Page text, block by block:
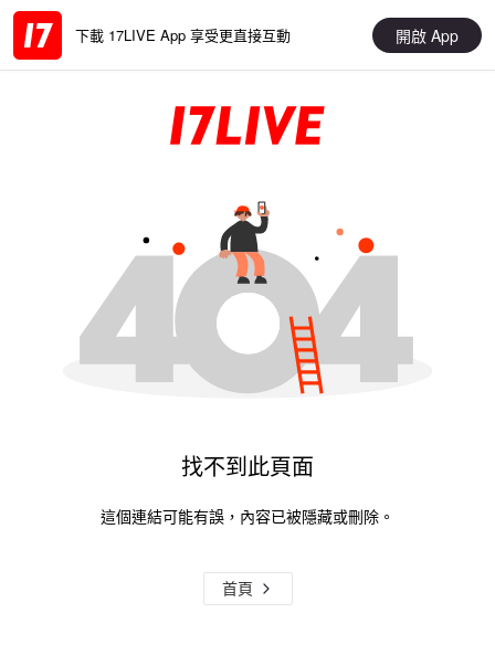
下載 17LIVE App 享受更直接互動 開啟 App
找不到此頁面
這個連結可能有誤，內容已被隱藏或刪除。
首頁